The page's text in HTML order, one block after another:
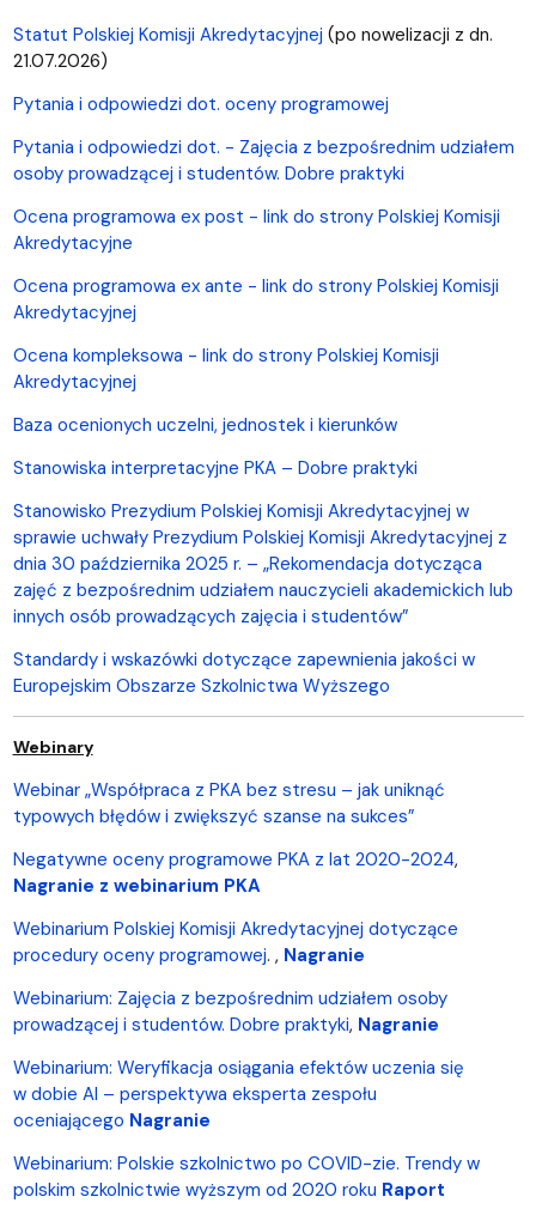
Statut Polskiej Komisji Akredytacyjnej (po nowelizacji z dn.
21.07.2026)
Pytania i odpowiedzi dot. oceny programowej
Pytania i odpowiedzi dot. - Zajęcia z bezpośrednim udziałem
osoby prowadzącej i studentów. Dobre praktyki
Ocena programowa ex post - link do strony Polskiej Komisji
Akredytacyjne
Ocena programowa ex ante - link do strony Polskiej Komisji
Akredytacyjnej
Ocena kompleksowa - link do strony Polskiej Komisji
Akredytacyjnej
Baza ocenionych uczelni, jednostek i kierunków
Stanowiska interpretacyjne PKA – Dobre praktyki
Stanowisko Prezydium Polskiej Komisji Akredytacyjnej w
sprawie uchwały Prezydium Polskiej Komisji Akredytacyjnej z
dnia 30 października 2025 r. – „Rekomendacja dotycząca
zajęć z bezpośrednim udziałem nauczycieli akademickich lub
innych osób prowadzących zajęcia i studentów”
Standardy i wskazówki dotyczące zapewnienia jakości w
Europejskim Obszarze Szkolnictwa Wyższego
Webinary
Webinar „Współpraca z PKA bez stresu – jak uniknąć
typowych błędów i zwiększyć szanse na sukces”
Negatywne oceny programowe PKA z lat 2020-2024,
Nagranie z webinarium PKA
Webinarium Polskiej Komisji Akredytacyjnej dotyczące
procedury oceny programowej. , Nagranie
Webinarium: Zajęcia z bezpośrednim udziałem osoby
prowadzącej i studentów. Dobre praktyki, Nagranie
Webinarium: Weryfikacja osiągania efektów uczenia się
w dobie AI – perspektywa eksperta zespołu
oceniającego Nagranie
Webinarium: Polskie szkolnictwo po COVID-zie. Trendy w
polskim szkolnictwie wyższym od 2020 roku Raport